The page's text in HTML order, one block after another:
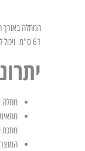
61 ס"מ ויכול לשאת עד 10 ק"ג
מתלה
מתכת